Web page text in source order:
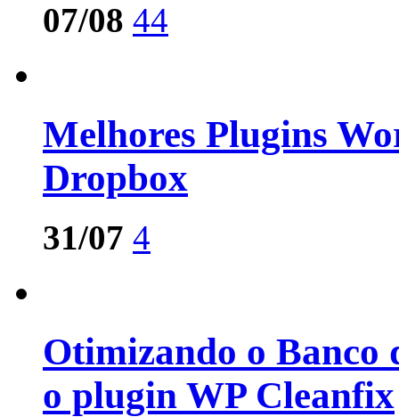
07/08 44
Melhores Plugins
Dropbox
31/07 4
Otimizando o Banco
o plugin WP Cleanfix